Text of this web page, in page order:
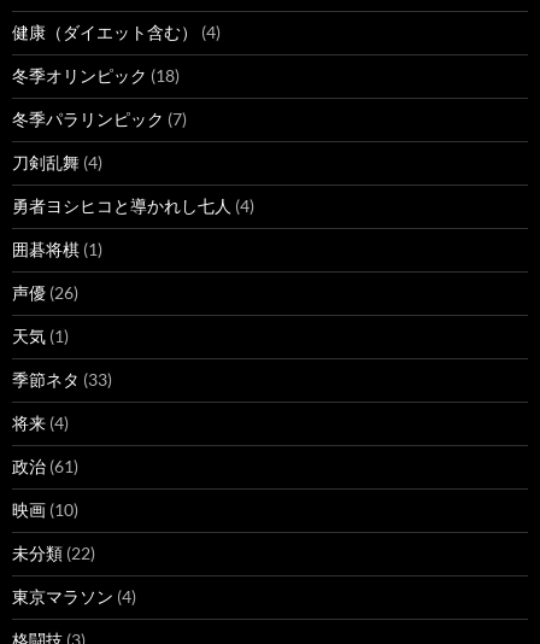
健康（ダイエット含む） (4)
冬季オリンピック (18)
冬季パラリンピック (7)
刀剣乱舞 (4)
勇者ヨシヒコと導かれし七人 (4)
囲碁将棋 (1)
声優 (26)
天気 (1)
季節ネタ (33)
将来 (4)
政治 (61)
映画 (10)
未分類 (22)
東京マラソン (4)
格闘技 (3)